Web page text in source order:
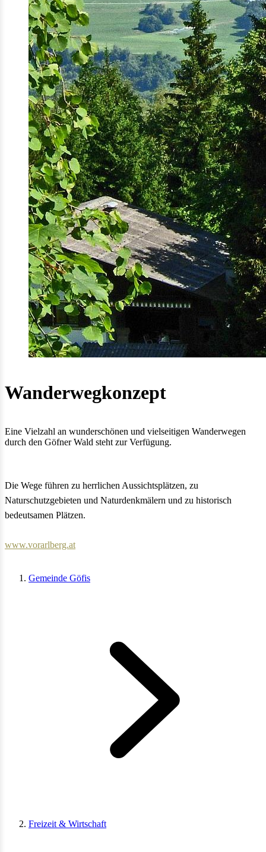
Wanderwegkonzept
Eine Vielzahl an wunderschönen und vielseitigen Wanderwegen
durch den Göfner Wald steht zur Verfügung.
Die Wege führen zu herrlichen Aussichtsplätzen, zu
Naturschutzgebieten und Naturdenkmälern und zu historisch
bedeutsamen Plätzen.
www.vorarlberg.at
Gemeinde Göfis
Freizeit & Wirtschaft